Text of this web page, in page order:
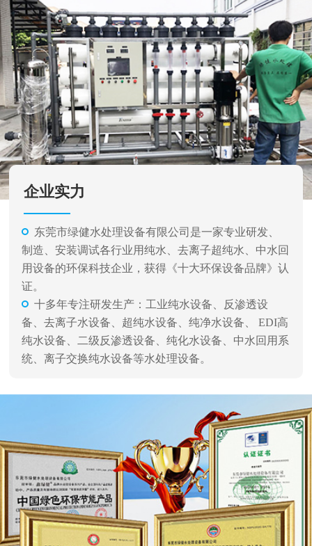
企业实力
东莞市绿健水处理设备有限公司是一家专业研发、
制造、安装调试各行业用纯水、去离子超纯水、中水回
用设备的环保科技企业，获得《十大环保设备品牌》认
证。
十多年专注研发生产：工业纯水设备、反渗透设
备、去离子水设备、超纯水设备、纯净水设备、 EDI高
纯水设备、二级反渗透设备、纯化水设备、中水回用系
统、离子交换纯水设备等水处理设备。